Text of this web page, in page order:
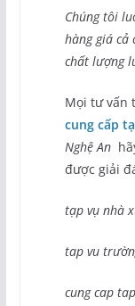
Chúng tôi
hàng giá cả
chất lượng
Mọi tư vấn
cung cấp
Nghệ An
được giải
tạp vụ nhà
tap vu
cung cap